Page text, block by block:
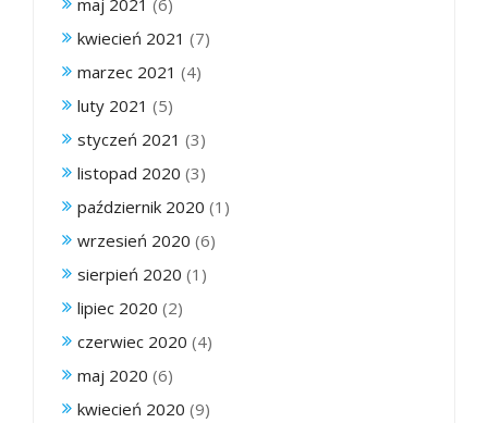
maj 2021 (6)
kwiecień 2021 (7)
marzec 2021 (4)
luty 2021 (5)
styczeń 2021 (3)
listopad 2020 (3)
październik 2020 (1)
wrzesień 2020 (6)
sierpień 2020 (1)
lipiec 2020 (2)
czerwiec 2020 (4)
maj 2020 (6)
kwiecień 2020 (9)